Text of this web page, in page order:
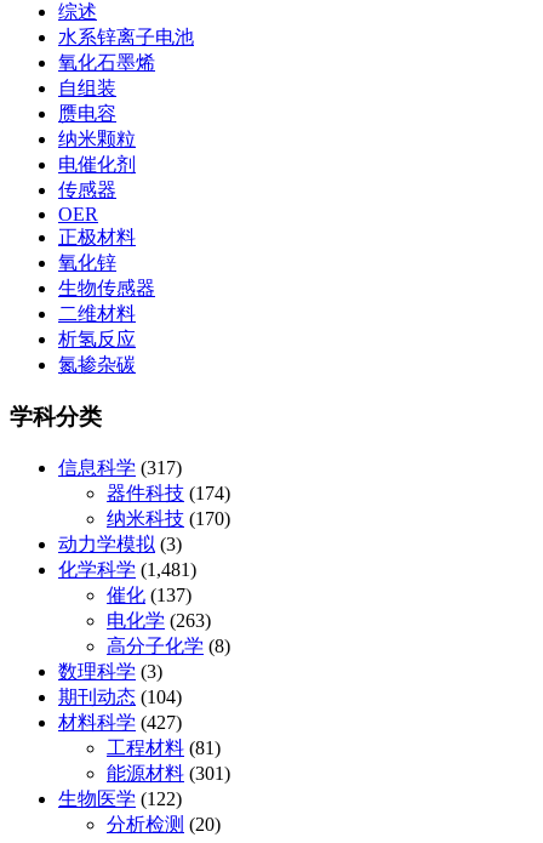
综述
水系锌离子电池
氧化石墨烯
自组装
赝电容
纳米颗粒
电催化剂
传感器
OER
正极材料
氧化锌
生物传感器
二维材料
析氢反应
氮掺杂碳
学科分类
信息科学 (317)
器件科技 (174)
纳米科技 (170)
动力学模拟 (3)
化学科学 (1,481)
催化 (137)
电化学 (263)
高分子化学 (8)
数理科学 (3)
期刊动态 (104)
材料科学 (427)
工程材料 (81)
能源材料 (301)
生物医学 (122)
分析检测 (20)